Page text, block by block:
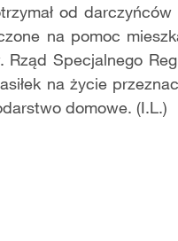
od
na pomoc
Specjalnego
na życie
domowe. (I.L.)